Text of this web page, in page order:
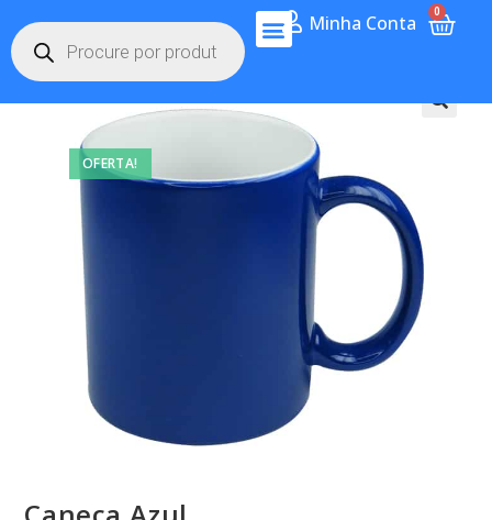
Minha Conta 0
OFERTA!